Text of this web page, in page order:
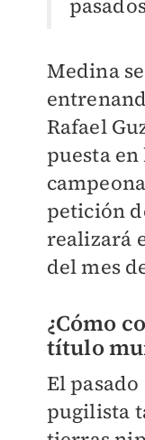
Medina
Rafael
puesta
petición
realizará
del mes
¿Cómo
título
El
pugilista